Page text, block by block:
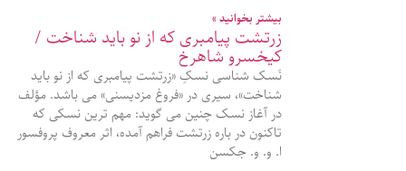
بیشتر بخوانید »
زرتشت پیامبری که از نو باید شناخت /
کیخسرو شاهرخ
نَسک شناسی نسکِ «زرتشت پیامبری که از نو باید
شناخت»، سیری در «فروغ مزدیسنی» می باشد. مؤلف
در آغاز نسک چنین می گوید: مهم ترین نسکی که
تاکنون در باره زرتشت فراهم آمده، اثر معروف پروفسور
ا. و. و. جکسن